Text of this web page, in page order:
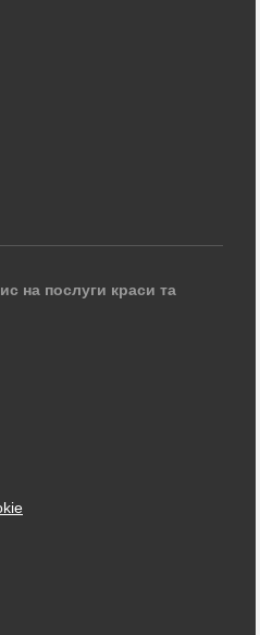
на послуги краси та